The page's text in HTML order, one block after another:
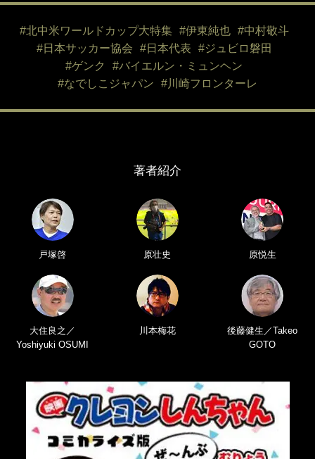
#北中米ワールドカップ大特集 #伊東純也
#中村敬斗
#日本サッカー協会
#日本代表
#ジュビロ磐田
#ゲンク
#バイエルン・ミュンヘン
#なでしこジャパン
#川崎フロンターレ
著者紹介
戸塚啓 原壮史 原悦生
大住良之／
Yoshiyuki OSUMI
川本梅花
後藤健生／Takeo
GOTO